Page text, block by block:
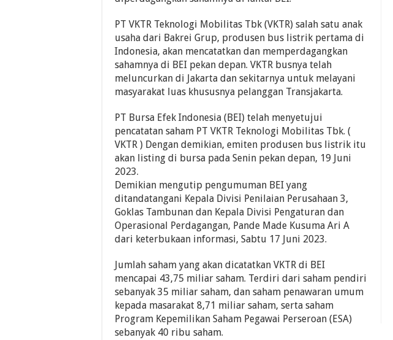
PT VKTR Teknologi Mobilitas Tbk (VKTR) salah satu anak
usaha dari Bakrei Grup, produsen bus listrik pertama di
Indonesia, akan mencatatkan dan memperdagangkan
sahamnya di BEI pekan depan. VKTR busnya telah
meluncurkan di Jakarta dan sekitarnya untuk melayani
masyarakat luas khususnya pelanggan Transjakarta.
PT Bursa Efek Indonesia (BEI) telah menyetujui
pencatatan saham PT VKTR Teknologi Mobilitas Tbk. (
VKTR ) Dengan demikian, emiten produsen bus listrik itu
akan listing di bursa pada Senin pekan depan, 19 Juni
2023.
Demikian mengutip pengumuman BEI yang
ditandatangani Kepala Divisi Penilaian Perusahaan 3,
Goklas Tambunan dan Kepala Divisi Pengaturan dan
Operasional Perdagangan, Pande Made Kusuma Ari A
dari keterbukaan informasi, Sabtu 17 Juni 2023.
Jumlah saham yang akan dicatatkan VKTR di BEI
mencapai 43,75 miliar saham. Terdiri dari saham pendiri
sebanyak 35 miliar saham, dan saham penawaran umum
kepada masarakat 8,71 miliar saham, serta saham
Program Kepemilikan Saham Pegawai Perseroan (ESA)
sebanyak 40 ribu saham.